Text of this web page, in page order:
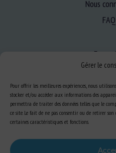
Gérer le
Pour offrir les meilleures expériences, nous
stocker et/ou accéder aux informations des
permettra de traiter des données telles que le
ce site. Le fait de ne pas consentir ou de retirer
certaines caractéristiques et fonctions.
Nous
FAQ
S’informer
Se former
S’abonner aux